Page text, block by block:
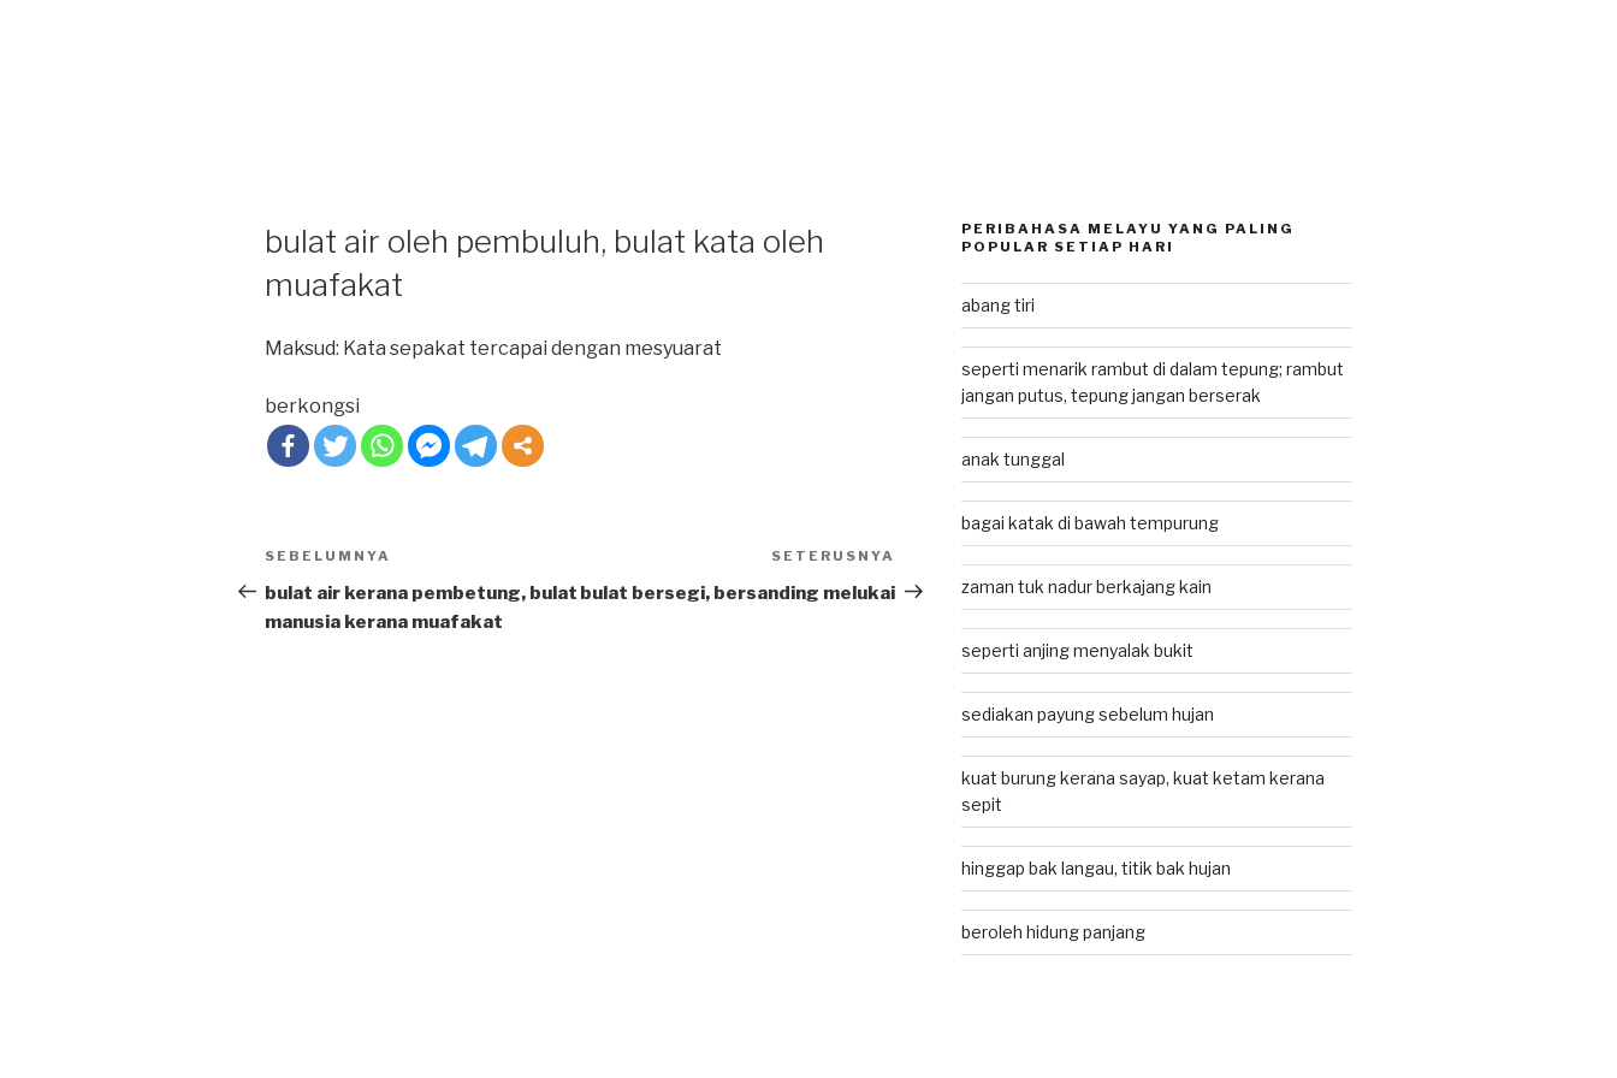
bulat air oleh pembuluh, bulat kata oleh
muafakat
Maksud: Kata sepakat tercapai dengan mesyuarat
berkongsi
Post
navigation
Previous
Post
SEBELUMNYA
bulat air kerana pembetung, bulat
manusia kerana muafakat
Post
SETERUSNYA
bulat bersegi, bersanding melukai
PERIBAHASA MELAYU YANG PALING
POPULAR SETIAP HARI
abang tiri
seperti menarik rambut di dalam tepung; rambut
jangan putus, tepung jangan berserak
anak tunggal
bagai katak di bawah tempurung
zaman tuk nadur berkajang kain
seperti anjing menyalak bukit
sediakan payung sebelum hujan
kuat burung kerana sayap, kuat ketam kerana
sepit
hinggap bak langau, titik bak hujan
beroleh hidung panjang